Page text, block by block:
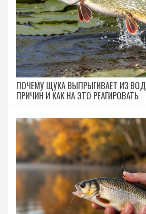
ПОЧЕМУ ЩУКА ВЫПРЫГИВАЕТ ИЗ
ПРИЧИН И КАК НА ЭТО РЕАГИРОВАТЬ